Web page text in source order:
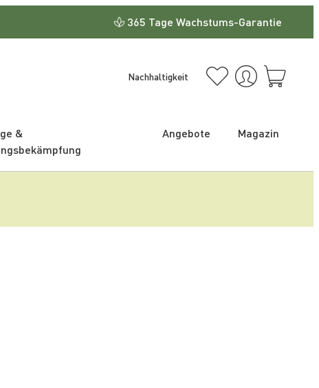
365 Tage Wachstums-Garantie
Nachhaltigkeit
&
Angebote Magazin